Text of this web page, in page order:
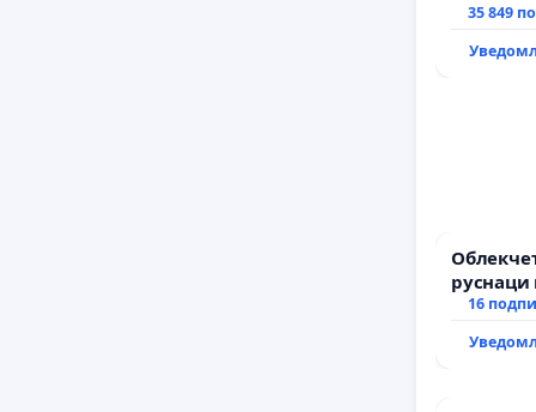
да
35 849
руснаци
българи
16